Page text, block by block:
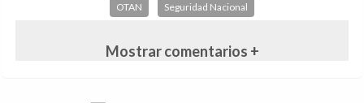
OTAN Seguridad Nacional
Mostrar comentarios +